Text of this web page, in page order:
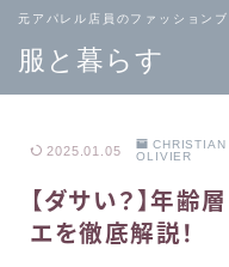
服と暮らす
元アパレル店員のファッション
TOPページ
へ戻る
2025.01.05
CHRISTIAN
OLIVIER
【ダサい？】年齢
エを徹底解説！